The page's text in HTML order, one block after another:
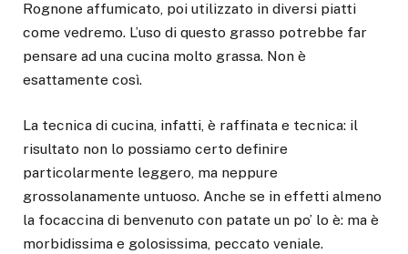
Rognone affumicato, poi utilizzato in diversi piatti
come vedremo. L’uso di questo grasso potrebbe far
pensare ad una cucina molto grassa. Non è
esattamente così.
La tecnica di cucina, infatti, è raffinata e tecnica: il
risultato non lo possiamo certo definire
particolarmente leggero, ma neppure
grossolanamente untuoso. Anche se in effetti almeno
la focaccina di benvenuto con patate un po’ lo è: ma è
morbidissima e golosissima, peccato veniale.